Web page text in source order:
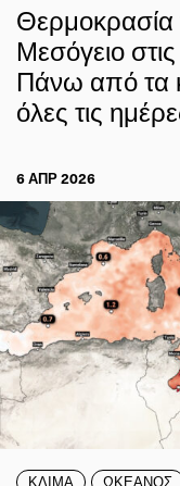
Μεσόγειο
Πάνω από τα
όλες τις
6 ΑΠΡ 2026
ΚΛΙΜΑ ΩΚΕΑΝΟΣ